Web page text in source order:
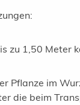
zu 1,50
Pflanze im
die beim